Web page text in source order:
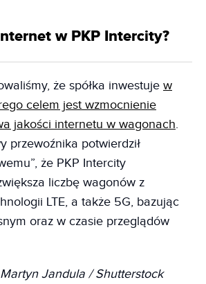
w PKP Intercity?
że spółka inwestuje w
celem jest wzmocnienie
jakości internetu w wagonach.
przewoźnika potwierdził
że PKP Intercity
liczbę wagonów z
LTE, a także 5G, bazując
oraz w czasie przeglądów
Jandula / Shutterstock